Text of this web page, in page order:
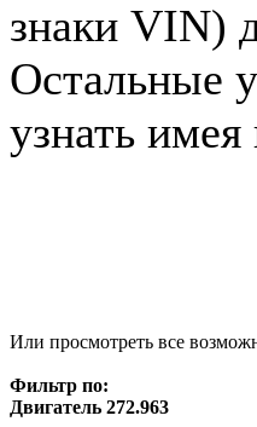
знаки VIN)
Остальные
узнать
Или просмотреть все
Фильтр по:
Двигатель 272.963